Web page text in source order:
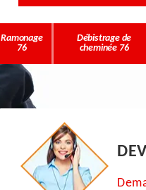
Ramonage
76
Débistrage de
cheminée 76